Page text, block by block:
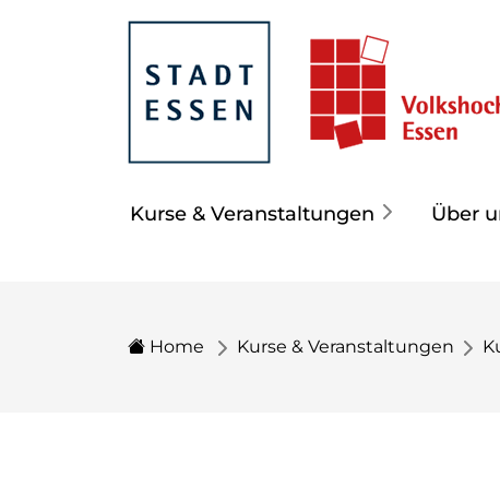
Kurse & Veranstaltungen Über
Home Kurse & Veranstaltungen